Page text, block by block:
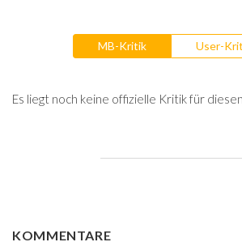
MB-Kritik User-
Es liegt noch keine offizielle Kritik für
KOMMENTARE